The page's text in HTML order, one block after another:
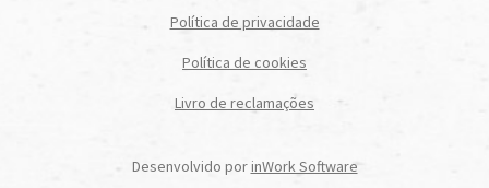
Política de privacidade
Política de cookies
Livro de reclamações
Desenvolvido porinWork Software